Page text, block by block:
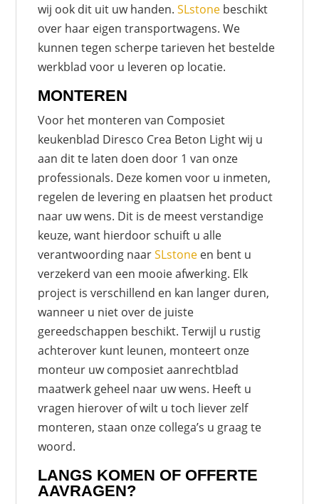
wij ook dit uit uw handen.SLstone beschikt
over haar eigen transportwagens. We
kunnen tegen scherpe tarieven het bestelde
werkblad voor u leveren op locatie.
MONTEREN
Voor het monteren van Composiet
keukenblad Diresco Crea Beton Light wij u
aan dit te laten doen door 1 van onze
professionals. Deze komen voor u inmeten,
regelen de levering en plaatsen het product
naar uw wens. Dit is de meest verstandige
keuze, want hierdoor schuift u alle
verantwoording naarSLstone en bent u
verzekerd van een mooie afwerking. Elk
project is verschillend en kan langer duren,
wanneer u niet over de juiste
gereedschappen beschikt. Terwijl u rustig
achterover kunt leunen, monteert onze
monteur uw composiet aanrechtblad
maatwerk geheel naar uw wens. Heeft u
vragen hierover of wilt u toch liever zelf
monteren, staan onze collega’s u graag te
woord.
LANGS KOMEN OF OFFERTE
AAVRAGEN?